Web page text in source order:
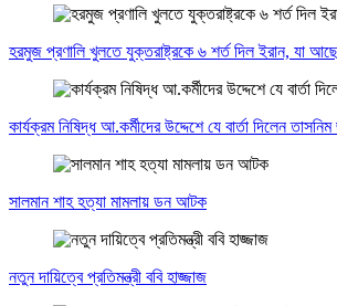
হরমুজ প্রণালি খুলতে যুক্তরাষ্ট্রকে ৬ শর্ত দিল ইরান, যা
কার্যক্রম নিষিদ্ধ আ.কর্মীদের উদ্দেশে যে বার্তা দিলেন তাসনিম
সালমান শাহ হত্যা মামলায় ডন আটক
নতুন দায়িত্বে প্রতিমন্ত্রী ববি হাজ্জাজ